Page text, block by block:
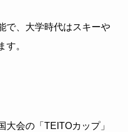
で、大学時代はスキーや
す。
大会の「 TEITOカップ」